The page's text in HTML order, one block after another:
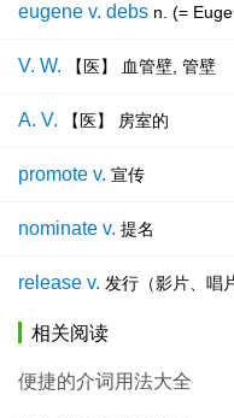
eugene v. debs n. (=
V. W. 【医】 血管壁, 管壁
A. V. 【医】 房室的
promote v. 宣传
nominate v. 提名
release v. 发行（影片、唱
相关阅读
便捷的介词用法大全